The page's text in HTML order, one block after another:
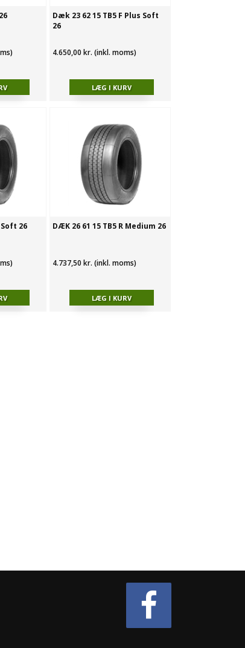
Dæk 23 62 15 TB5 F Plus Soft
26
4.650,00 kr. (inkl. moms)
Soft 26 DÆK 26 61 15 TB5 R Medium 26
4.737,50 kr. (inkl. moms)